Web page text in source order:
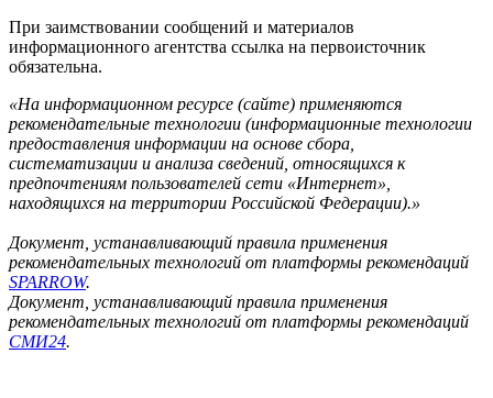
При заимствовании сообщений и материалов
информационного агентства ссылка на первоисточник
обязательна.
«На информационном ресурсе (сайте) применяются
рекомендательные технологии (информационные технологии
предоставления информации на основе сбора,
систематизации и анализа сведений, относящихся к
предпочтениям пользователей сети «Интернет»,
находящихся на территории Российской Федерации).»
Документ, устанавливающий правила применения
рекомендательных технологий от платформы рекомендаций
SPARROW.
Документ, устанавливающий правила применения
рекомендательных технологий от платформы рекомендаций
СМИ24.